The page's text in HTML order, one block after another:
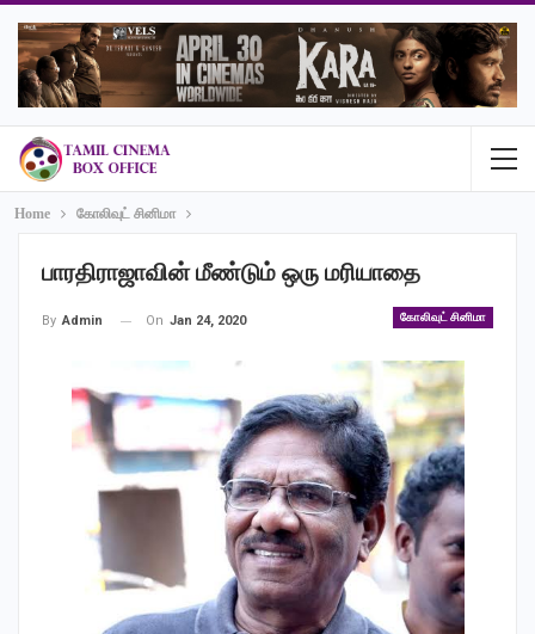
Home கோலிவுட் சினிமா
பாரதிராஜாவின் மீண்டும் ஒரு மரியாதை
கோலிவுட் சினிமா
By Admin On Jan 24, 2020